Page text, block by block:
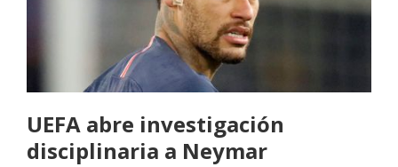
UEFA abre investigación
disciplinaria a Neymar